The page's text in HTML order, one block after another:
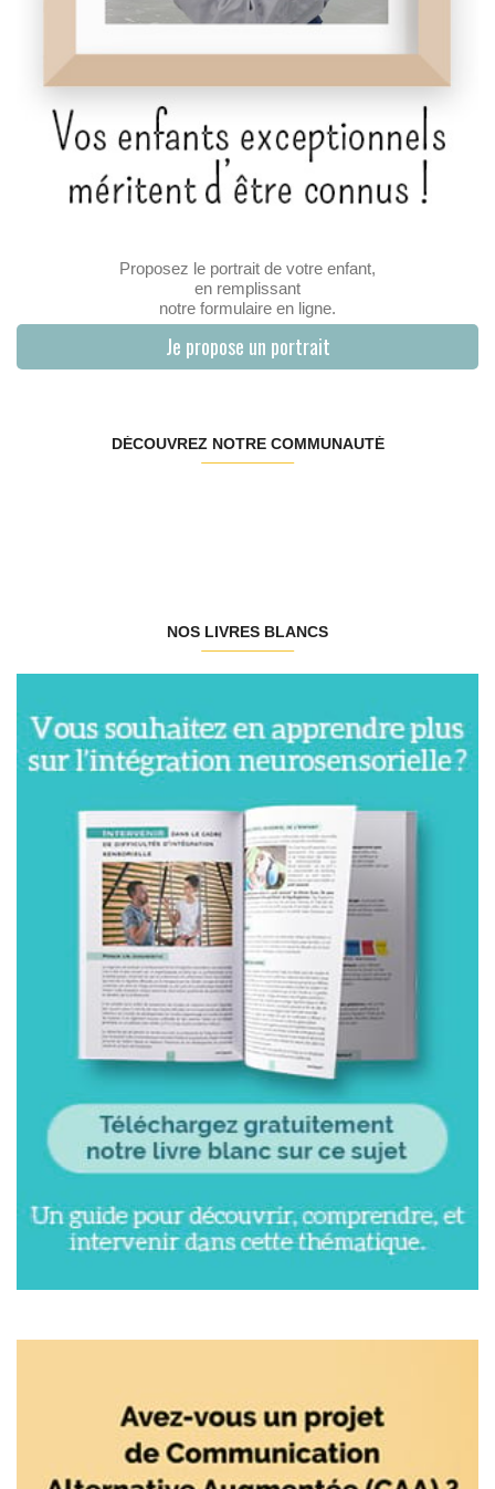
Proposez le portrait de votre enfant,
en remplissant
notre formulaire en ligne.
Je propose un portrait
DÉCOUVREZ NOTRE COMMUNAUTÉ
NOS LIVRES BLANCS